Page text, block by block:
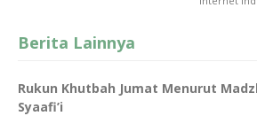
Berita Lainnya
Rukun Khutbah Jumat Menurut
Syaafi’i